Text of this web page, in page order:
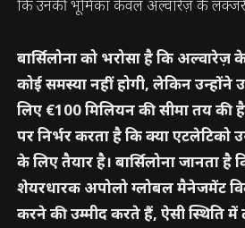
कि उनकी भूमिका केवल अल्वारेज़ के
बार्सिलोना को भरोसा है कि
कोई समस्या नहीं होगी, लेकिन उन्होंने
लिए €100 मिलियन की सीमा तय
पर निर्भर करता है कि क्या
के लिए तैयार है। बार्सिलोना जानता
शेयरधारक अपोलो ग्लोबल मैनेजमेंट
करने की उम्मीद करते हैं, ऐसी स्थिति में